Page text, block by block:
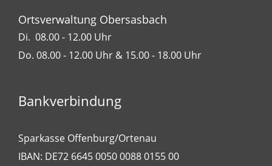
Ortsverwaltung Obersasbach
Di. 08.00 - 12.00 Uhr
Do. 08.00 - 12.00 Uhr & 15.00 - 18.00 Uhr
Bankverbindung
Sparkasse Offenburg/Ortenau
IBAN: DE72 6645 0050 0088 0155 00